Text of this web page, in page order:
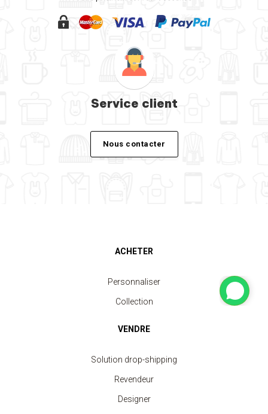
Service client
Nous contacter
ACHETER
Personnaliser
Collection
VENDRE
Solution drop-shipping
Revendeur
Designer